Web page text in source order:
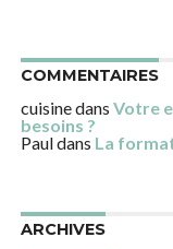
COMMENTAIRES
cuisinedans Votre
besoins ?
Pauldans La
ARCHIVES